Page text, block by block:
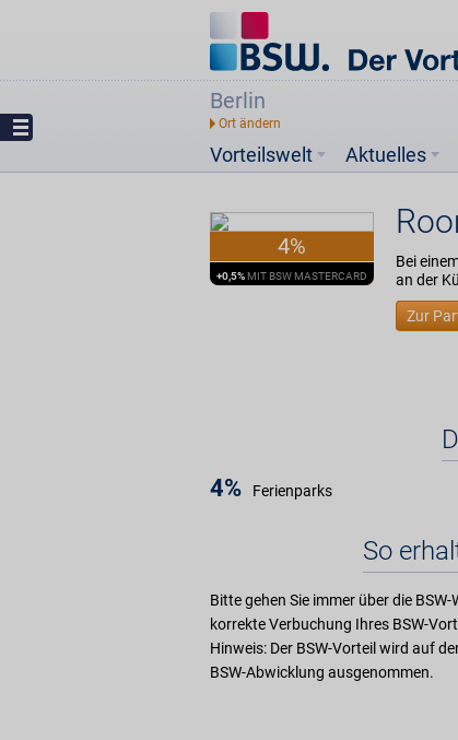
Berlin
Vorteilswelt Aktuelles
4%
+0,5% MIT BSW MASTERCARD
Bei
an der
Zur
4% Ferienparks
So
Bitte gehen Sie immer über die
korrekte Verbuchung Ihres BSW-
Hinweis: Der BSW-Vorteil wird auf
BSW-Abwicklung ausgenommen.